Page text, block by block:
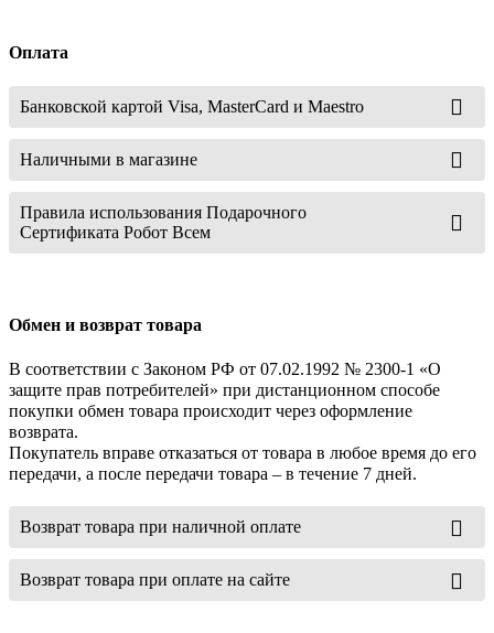
Оплата
Банковской картой Visa, MasterCard и Maestro
Наличными в магазине
Правила использования Подарочного
Сертификата Робот Всем
Обмен и возврат товара
В соответствии с Законом РФ от 07.02.1992 № 2300-1 «О
защите прав потребителей» при дистанционном способе
покупки обмен товара происходит через оформление
возврата.
Покупатель вправе отказаться от товара в любое время до его
передачи, а после передачи товара – в течение 7 дней.
Возврат товара при наличной оплате
Возврат товара при оплате на сайте